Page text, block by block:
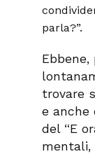
parla?”.
trovare
e anche
del “E
mentali,